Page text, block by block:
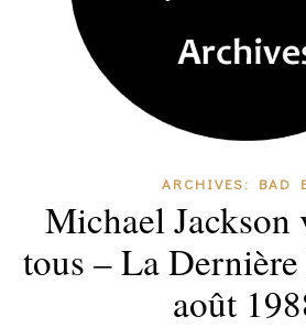
ARCHIVES: BAD
Michael Jackson
tous – La
août